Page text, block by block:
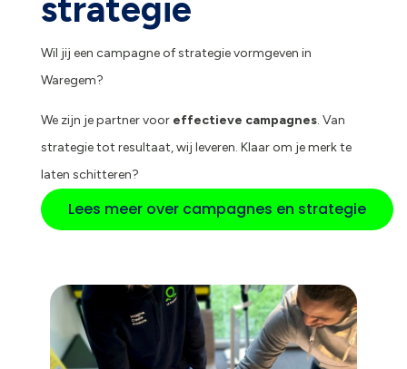
strategie
Wil jij een campagne of strategie vormgeven in
Waregem?
We zijn je partner voor effectieve campagnes. Van
strategie tot resultaat, wij leveren. Klaar om je merk te
laten schitteren?
Lees meer over campagnes en strategie